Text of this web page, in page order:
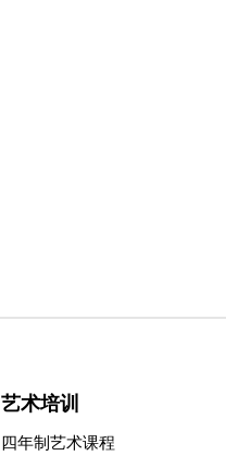
艺术培训
四年制艺术课程